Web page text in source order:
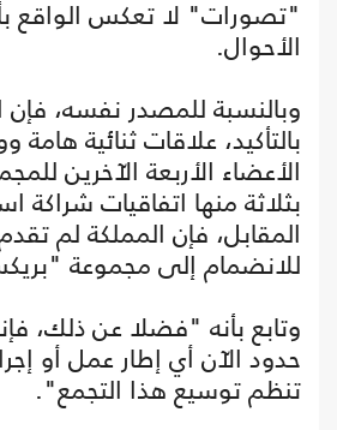
"تصورات" لا تعكس الواقع
الأحوال.
وبالنسبة للمصدر نفسه، فإن
بالتأكيد، علاقات ثنائية هامة
الأعضاء الأربعة الآخرين
بثلاثة منها اتفاقيات شراكة
المقابل، فإن المملكة لم
للانضمام إلى مجموعة
وتابع بأنه "فضلا عن ذلك،
حدود الآن أي إطار عمل أو
تنظم توسيع هذا التجمع".